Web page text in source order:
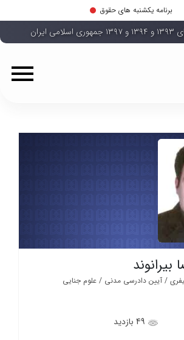
برنامه یکشنبه های حقوق
/ آیین دادرسی مدنی / علوم جنایی